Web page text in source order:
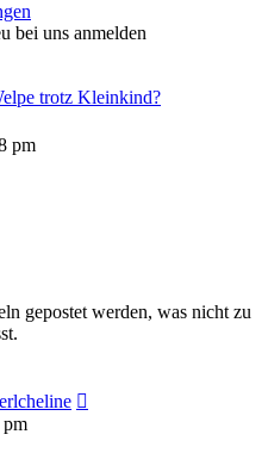
bei uns anmelden
trotz Kleinkind?
pm
gepostet werden, was nicht zu